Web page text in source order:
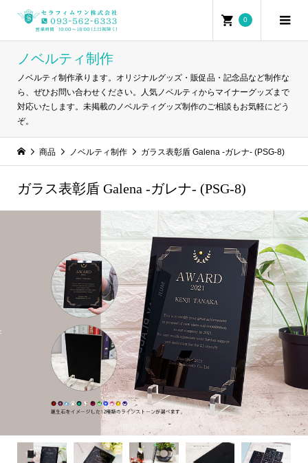
0
ノベルティ制作
ノベルティ制作承ります。オリジナルグッズ・販促品・記念品など制作な
ら、ぜひお問い合わせください。人気ノベルティからマイナーグッズまで
対応いたします。未掲載のノベルティグッズ制作のご相談もお気軽にどう
ぞ。
商品 ノベルティ制作 ガラス表彰盾 Galena -ガレナ- (PSG-8)
ガラス表彰盾 Galena -ガレナ- (PSG-8)